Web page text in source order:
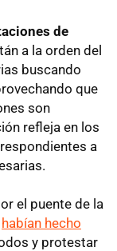
de
a la orden del
buscando
que
son
refleja en los
a
el puente de la
habían hecho
y protestar